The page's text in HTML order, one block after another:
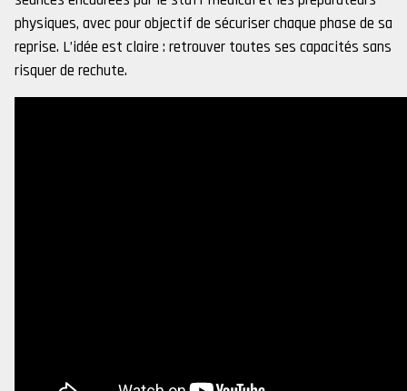
physiques, avec pour objectif de sécuriser chaque phase de sa
reprise. L’idée est claire : retrouver toutes ses capacités sans
risquer de rechute.